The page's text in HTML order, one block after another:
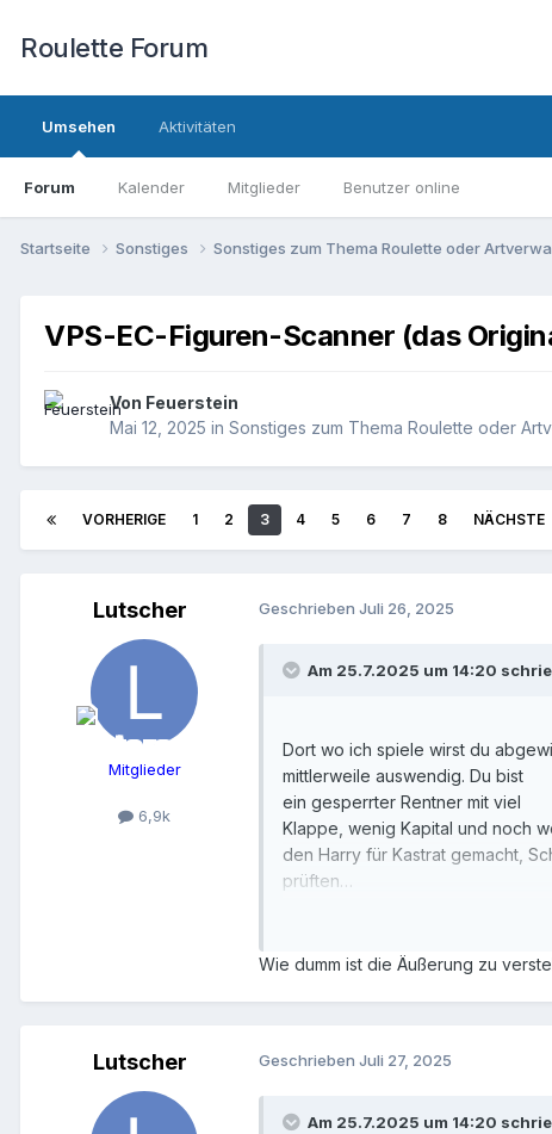
Roulette Forum
Umsehen
Forum Kalender Mitglieder Benutzer online
Aktivitäten
Startseite Sonstiges Sonstiges zum Thema Roulette oder
VPS-EC-Figuren-Scanner (das
Von Feuerstein
Mai 12, 2025 in Sonstiges zum Thema Roulette oder
VORHERIGE 1 2 3 4 5 6 7 8 NÄCHSTE
Lutscher
Mitglieder
6,9k
Geschrieben Juli 26, 2025
Am 25.7.2025 um 14:20
Dort wo ich spiele wirst du
mittlerweile auswendig. Du bist
ein gesperrter Rentner mit viel
Klappe, wenig Kapital und noch
den Harry für Kastrat gemacht,
prüften…
Wie dumm ist die Äußerung zu
Lutscher Geschrieben Juli 27, 2025
Am 25.7.2025 um 14:20